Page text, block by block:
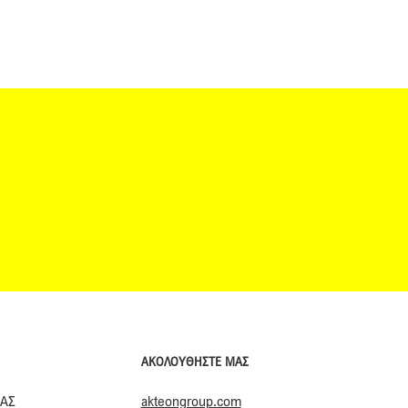
ΑΚΟΛΟΥΘΗΣΤΕ ΜΑΣ
akteongroup.com